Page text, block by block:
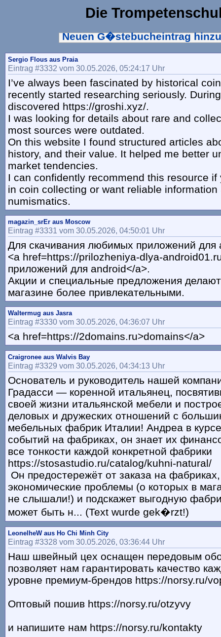
Die
Neuen G�stebucheintrag
Sergio Flous aus Praia
Eintrag #3332 vom 30.05.2026, 05:24:17 Uhr
I’ve always been fascinated by historical
recently started researching seriously.
discovered https://groshi.xyz/.
I was looking for details about rare and
most sources were outdated.
On this website I found structured articles
history, and their value. It helped me better
market tendencies.
I can confidently recommend this resource if
in coin collecting or want reliable information
numismatics.
magazin_srEr aus Moscow
Eintrag #3331 vom 30.05.2026, 04:50:01 Uhr
Для скачивания любимых приложений для
<a href=https://prilozheniya-dlya-
приложений для android</a>.
Акции и специальные предложения делают
магазине более привлекательными.
Waltermug aus Jasra
Eintrag #3330 vom 30.05.2026, 04:36:07 Uhr
<a href=https://2domains.ru>domains</a>
Craigronee aus Walvis Bay
Eintrag #3329 vom 30.05.2026, 04:34:13 Uhr
Основатель и руководитель нашей
Градасси — коренной итальянец,
своей жизни итальянской мебели и
деловых и дружеских отношений с
мебельных фабрик Италии! Андреа в
событий на фабриках, он знает их
все тонкости каждой конкретной фабрики
https://stosastudio.ru/catalog/kuhni-natural/
Он предостережёт от заказа на
экономические проблемы (о которых в
не слышали!) и подскажет выгодную
может быть н... (Text wurde gek�rzt!)
LeonelheW aus Ho Chi Minh City
Eintrag #3328 vom 30.05.2026, 03:36:44 Uhr
Наш швейный цех оснащен передовым
позволяет нам гарантировать качество
уровне премиум-брендов https://norsy.ru/
Оптовый пошив https://norsy.ru/otzyvy
и напишите нам https://norsy.ru/kontakty